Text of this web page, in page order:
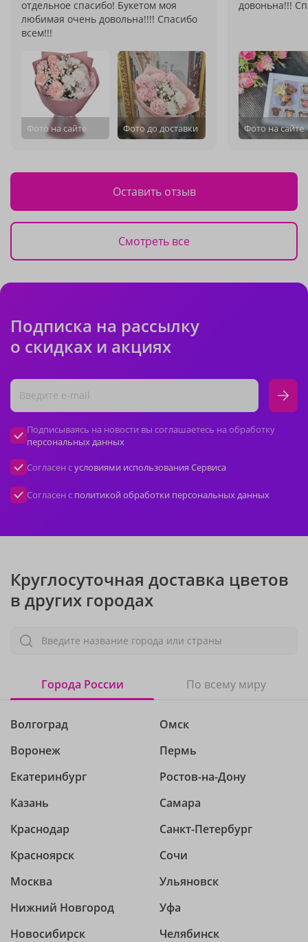
отдельное спасибо! Букетом моя
любимая очень довольна!!!! Спасибо
всем!!!
Фото на сайте Фото до доставки
довоньна!!!
Фото на сайте
Оставить отзыв
Смотреть все
Подписка на рассылку
о скидках и акциях
Подписываясь на новости вы соглашаетесь на обработку
персональных данных
Согласен сусловиями использования Сервиса
Согласен с политикой обработки персональных данных
Круглосуточная доставка цветов
в других городах
Введите название города или страны
Города России По всему миру
Волгоград
Воронеж
Екатеринбург
Казань
Краснодар
Красноярск
Москва
Нижний Новгород
Новосибирск
Омск
Пермь
Ростов-на-Дону
Самара
Санкт-Петербург
Сочи
Ульяновск
Уфа
Челябинск